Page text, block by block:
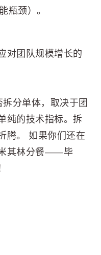
瓶颈）。
对团队规模增长的
分单体，取决于团
纯的技术指标。拆
腾。 如果你们还在
其林分餐——毕